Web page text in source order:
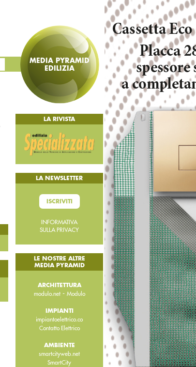
MEDIA PYRAMID
EDILIZIA
LA RIVISTA
LA NEWSLETTER
ISCRIVITI
INFORMATIVA
SULLA PRIVACY
LE NOSTRE ALTRE
MEDIA PYRAMID
ARCHITETTURA
modulo.net- Modulo
IMPIANTI
impiantoelettrico.co
Contatto Elettrico
AMBIENTE
smartcityweb.net
SmartCity